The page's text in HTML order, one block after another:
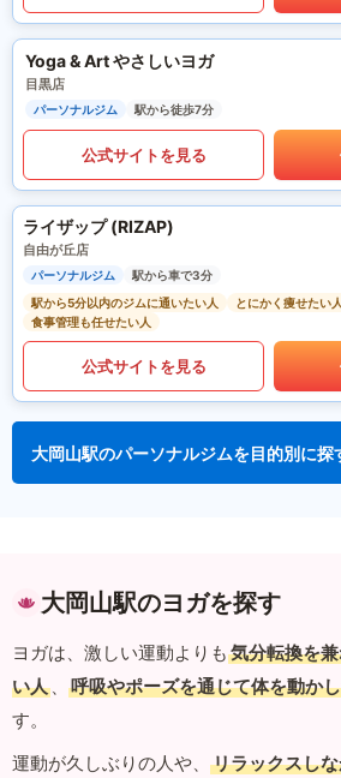
Yoga & Art やさしいヨガ
目黒店
パーソナルジム 駅から徒歩7分
公式サイトを見る
ライザップ (RIZAP)
自由が丘店
パーソナルジム
駅から車で3分
駅から5分以内のジムに通いたい人
とにかく痩せたい人
食事管理も任せたい人
公式サイトを見る
大岡山駅のパーソナルジムを目的別に探
大岡山駅のヨガを探す
ヨガは、激しい運動よりも 気分転換を
い人 、 呼吸やポーズを通じて体を動か
す。
運動が久しぶりの人や、
リラックスし